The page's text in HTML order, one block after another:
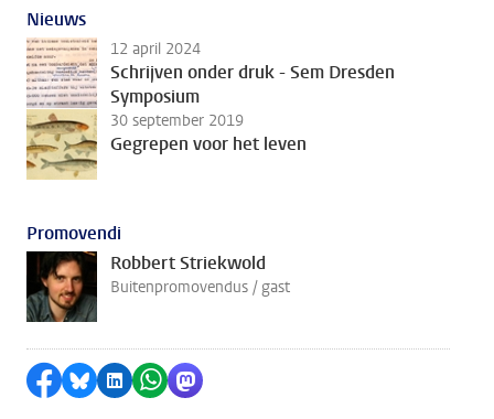
Nieuws
12 april 2024
Schrijven onder druk - Sem Dresden
Symposium
30 september 2019
Gegrepen voor het leven
Promovendi
Robbert Striekwold
Buitenpromovendus / gast
Delen op Facebook
Delen via Bluesky
Delen op LinkedIn
Delen via WhatsApp
Delen via Mastodon